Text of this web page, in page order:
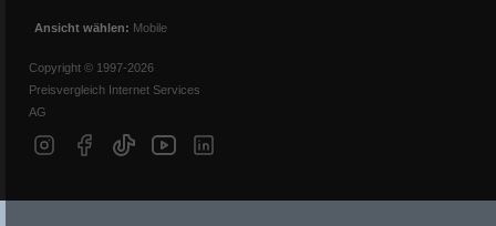
Ansicht wählen: Mobile
Copyright © 1997-2026
Preisvergleich Internet Services
AG